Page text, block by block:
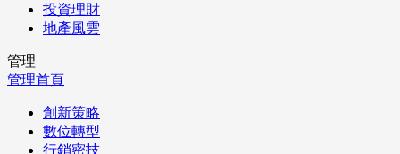
投資理財
地產風雲
管理
管理首頁
創新策略
數位轉型
行銷密技